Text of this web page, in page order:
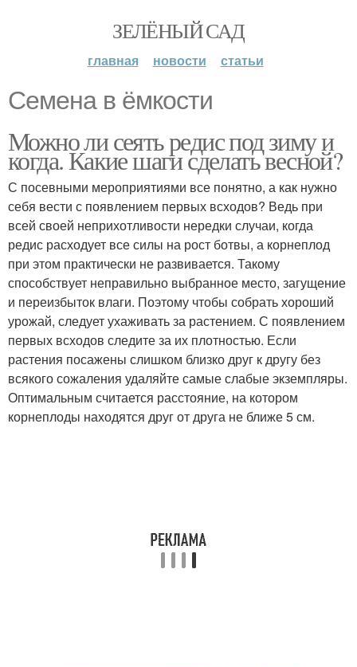
ЗЕЛЁНЫЙ САД
главная новости статьи
Семена в ёмкости
Можно ли сеять редис под зиму и
когда. Какие шаги сделать весной?
С посевными мероприятиями все понятно, а как нужно
себя вести с появлением первых всходов? Ведь при
всей своей неприхотливости нередки случаи, когда
редис расходует все силы на рост ботвы, а корнеплод
при этом практически не развивается. Такому
способствует неправильно выбранное место, загущение
и переизбыток влаги. Поэтому чтобы собрать хороший
урожай, следует ухаживать за растением. С появлением
первых всходов следите за их плотностью. Если
растения посажены слишком близко друг к другу без
всякого сожаления удаляйте самые слабые экземпляры.
Оптимальным считается расстояние, на котором
корнеплоды находятся друг от друга не ближе 5 см.